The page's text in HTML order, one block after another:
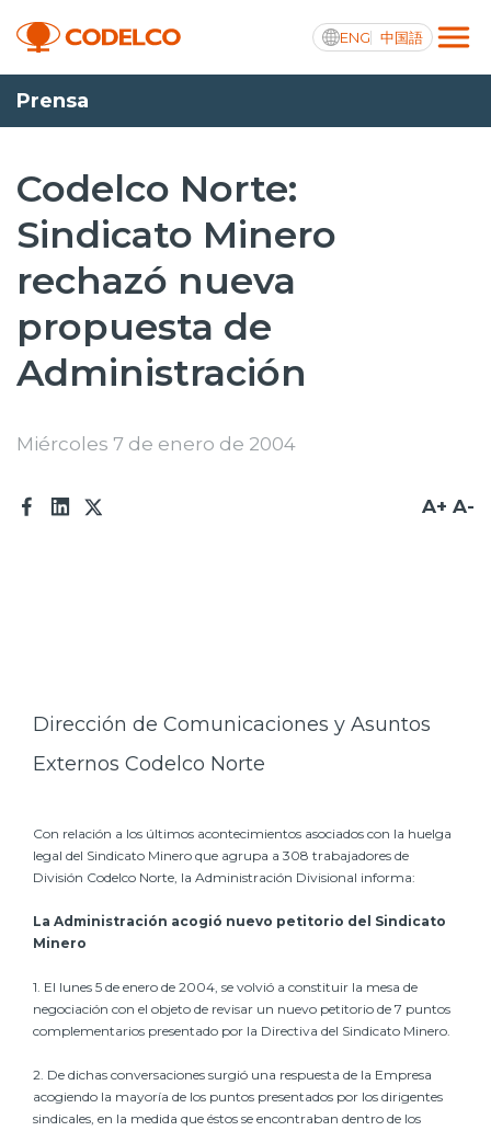
ENG 中国語
Transparencia activa
Nosotros
Operaciones
Proyectos
Sustentabilidad
Prensa
Prensa
Codelco Norte:
Sindicato Minero
rechazó nueva
propuesta de
Administración
Miércoles 7 de enero de 2004
A+ A-
Dirección de Comunicaciones y Asuntos
Externos Codelco Norte
Con relación a los últimos acontecimientos asociados con la huelga
legal del Sindicato Minero que agrupa a 308 trabajadores de
División Codelco Norte, la Administración Divisional informa:
La Administración acogió nuevo petitorio del Sindicato
Minero
1. El lunes 5 de enero de 2004, se volvió a constituir la mesa de
negociación con el objeto de revisar un nuevo petitorio de 7 puntos
complementarios presentado por la Directiva del Sindicato Minero.
2. De dichas conversaciones surgió una respuesta de la Empresa
acogiendo la mayoría de los puntos presentados por los dirigentes
sindicales, en la medida que éstos se encontraban dentro de los